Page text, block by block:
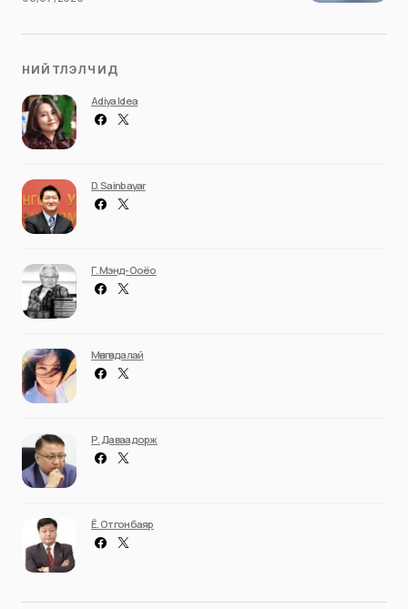
НИЙТЛЭЛЧИД
Adiya Idea
D. Sainbayar
Г. Мэнд-Ооёо
Мөнгөндалай
Р. Даваадорж
Ё. Отгонбаяр